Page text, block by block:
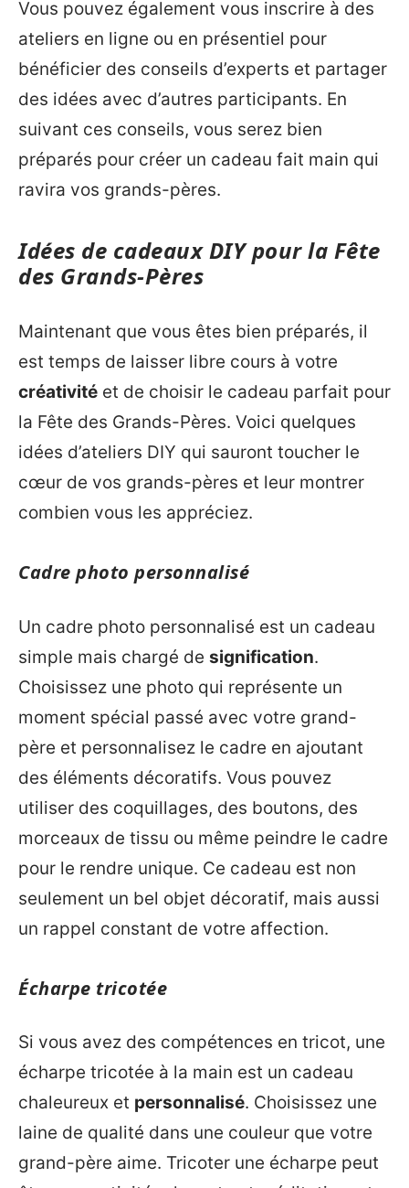
Vous pouvez également vous inscrire à des
ateliers en ligne ou en présentiel pour
bénéficier des conseils d’experts et partager
des idées avec d’autres participants. En
suivant ces conseils, vous serez bien
préparés pour créer un cadeau fait main qui
ravira vos grands-pères.
Idées de cadeaux DIY pour la Fête
des Grands-Pères
Maintenant que vous êtes bien préparés, il
est temps de laisser libre cours à votre
créativité et de choisir le cadeau parfait pour
la Fête des Grands-Pères. Voici quelques
idées d’ateliers DIY qui sauront toucher le
cœur de vos grands-pères et leur montrer
combien vous les appréciez.
Cadre photo personnalisé
Un cadre photo personnalisé est un cadeau
simple mais chargé de signification.
Choisissez une photo qui représente un
moment spécial passé avec votre grand-
père et personnalisez le cadre en ajoutant
des éléments décoratifs. Vous pouvez
utiliser des coquillages, des boutons, des
morceaux de tissu ou même peindre le cadre
pour le rendre unique. Ce cadeau est non
seulement un bel objet décoratif, mais aussi
un rappel constant de votre affection.
Écharpe tricotée
Si vous avez des compétences en tricot, une
écharpe tricotée à la main est un cadeau
chaleureux et personnalisé. Choisissez une
laine de qualité dans une couleur que votre
grand-père aime. Tricoter une écharpe peut